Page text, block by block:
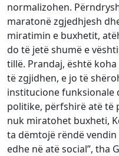
normalizohen.
maratonë zgjedhjesh
miratimin e buxhetit,
do të jetë shumë e
tillë. Prandaj, është
të zgjidhen, e jo të
institucione funksionale
politike, përfshirë atë të
nuk miratohet buxheti,
ta dëmtojë rëndë
edhe në atë social”, tha